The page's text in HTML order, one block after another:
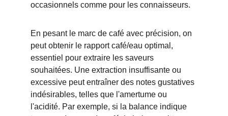
occasionnels comme pour les connaisseurs.
En pesant le marc de café avec précision, on
peut obtenir le rapport café/eau optimal,
essentiel pour extraire les saveurs
souhaitées. Une extraction insuffisante ou
excessive peut entraîner des notes gustatives
indésirables, telles que l'amertume ou
l'acidité. Par exemple, si la balance indique